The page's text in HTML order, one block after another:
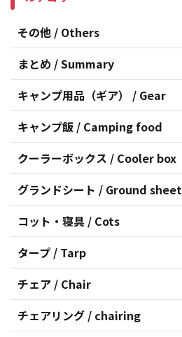
その他 / Others
まとめ / Summary
キャンプ用品（ギア） / Gear
キャンプ飯 / Camping food
クーラーボックス / Cooler box
グランドシート / Ground sheet
コット・寝具 / Cots
タープ / Tarp
チェア / Chair
チェアリング / chairing